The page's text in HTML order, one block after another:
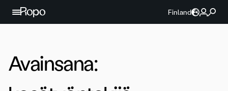
Jatka sisältöön
Finland
Avainsana: